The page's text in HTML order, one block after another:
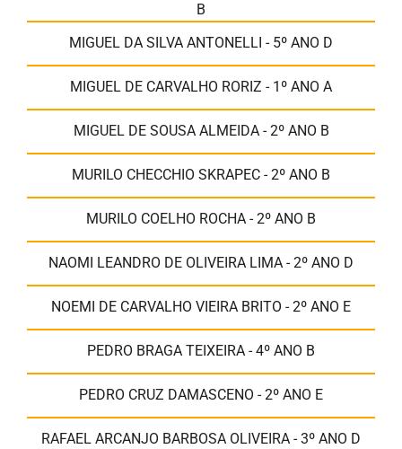
B
MIGUEL DA SILVA ANTONELLI - 5º ANO D
MIGUEL DE CARVALHO RORIZ - 1º ANO A
MIGUEL DE SOUSA ALMEIDA - 2º ANO B
MURILO CHECCHIO SKRAPEC - 2º ANO B
MURILO COELHO ROCHA - 2º ANO B
NAOMI LEANDRO DE OLIVEIRA LIMA - 2º ANO D
NOEMI DE CARVALHO VIEIRA BRITO - 2º ANO E
PEDRO BRAGA TEIXEIRA - 4º ANO B
PEDRO CRUZ DAMASCENO - 2º ANO E
RAFAEL ARCANJO BARBOSA OLIVEIRA - 3º ANO D